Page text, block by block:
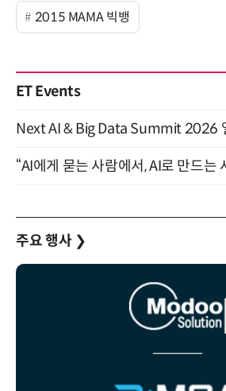
2015 MAMA 빅뱅
ET Events
주요 행사 ❯